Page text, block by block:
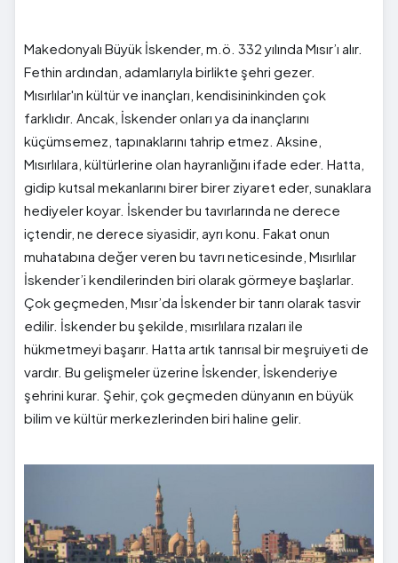
Makedonyalı Büyük İskender, m.ö. 332 yılında Mısır’ı alır.
Fethin ardından, adamlarıyla birlikte şehri gezer.
Mısırlılar'ın kültür ve inançları, kendisininkinden çok
farklıdır. Ancak, İskender onları ya da inançlarını
küçümsemez, tapınaklarını tahrip etmez. Aksine,
Mısırlılara, kültürlerine olan hayranlığını ifade eder. Hatta,
gidip kutsal mekanlarını birer birer ziyaret eder, sunaklara
hediyeler koyar. İskender bu tavırlarında ne derece
içtendir, ne derece siyasidir, ayrı konu. Fakat onun
muhatabına değer veren bu tavrı neticesinde, Mısırlılar
İskender’i kendilerinden biri olarak görmeye başlarlar.
Çok geçmeden, Mısır’da İskender bir tanrı olarak tasvir
edilir. İskender bu şekilde, mısırlılara rızaları ile
hükmetmeyi başarır. Hatta artık tanrısal bir meşruiyeti de
vardır. Bu gelişmeler üzerine İskender, İskenderiye
şehrini kurar. Şehir, çok geçmeden dünyanın en büyük
bilim ve kültür merkezlerinden biri haline gelir.